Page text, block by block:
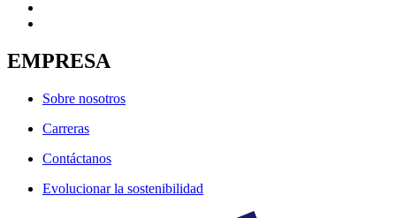
EMPRESA
Sobre nosotros
Carreras
Contáctanos
Evolucionar la sostenibilidad